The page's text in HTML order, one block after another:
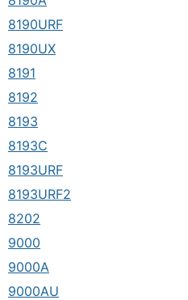
8190URF
8190UX
8191
8192
8193
8193C
8193URF
8193URF2
8202
9000
9000A
9000AU